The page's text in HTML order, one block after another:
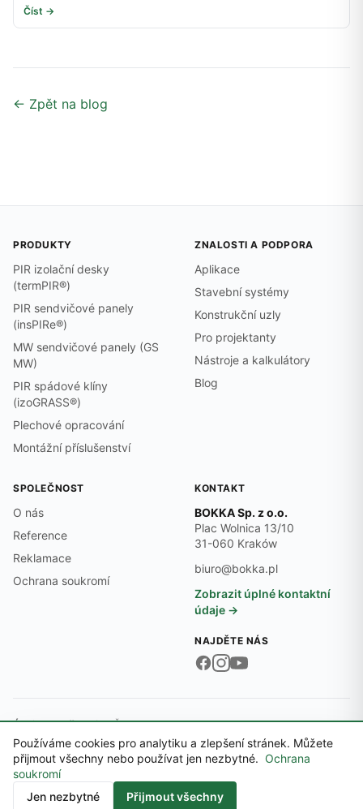
Číst →
← Zpět na blog
PRODUKTY
PIR izolační desky
(termPIR®)
PIR sendvičové panely
(insPIRe®)
MW sendvičové panely (GS
MW)
PIR spádové klíny
(izoGRASS®)
Plechové opracování
Montážní příslušenství
ZNALOSTI A PODPORA
Aplikace
Stavební systémy
Konstrukční uzly
Pro projektanty
Nástroje a kalkulátory
Blog
SPOLEČNOST
O nás
Reference
Reklamace
Ochrana soukromí
KONTAKT
BOKKA Sp. z o.o.
Plac Wolnica 13/10
31-060 Kraków
biuro@bokka.pl
Zobrazit úplné kontaktní
údaje →
NAJDĚTE NÁS
Údaje společnosti:DIČ PL6762545474 · REGON 369497701 · KRS
0000718870
© 2026 BOKKA Sp. z o.o.
Okresní soud pro Krakov-Śródmieście, XI. obchodní oddělení Národního
rejstříku · Základní kapitál 5 000 PLN
Používáme cookies pro analytiku a zlepšení stránek. Můžete
přijmout všechny nebo používat jen nezbytné. Ochrana
soukromí
Jen nezbytné
Přijmout všechny